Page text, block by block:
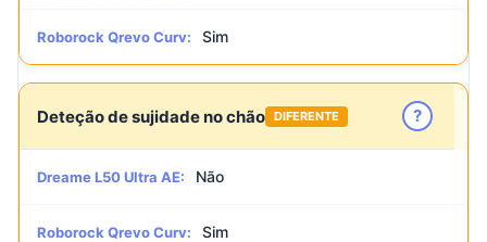
Roborock Qrevo Curv: Sim
Deteção de sujidade no chão DIFERENTE ?
Dreame L50 Ultra AE: Não
Roborock Qrevo Curv: Sim